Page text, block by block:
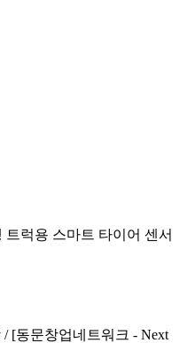
럭용 스마트 타이어 센서
[동문창업네트워크 - Next